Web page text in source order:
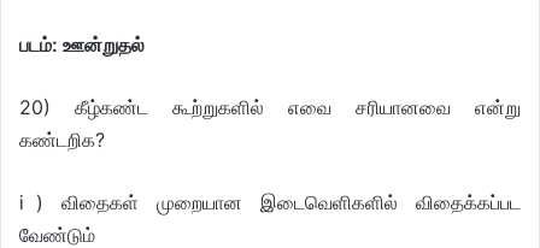
படம்: ஊன்றுதல்
20) கீழ்கண்ட கூற்றுகளில் எவை சரியானவை என்று
கண்டறிக?
ⅰ) விதைகள் முறையான இடைவெளிகளில் விதைக்கப்பட
வேண்டும்